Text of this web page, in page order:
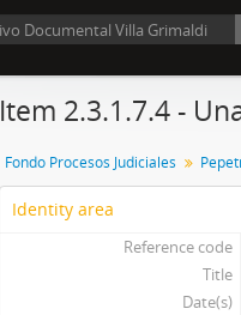
Item 2.3.1.7.4 -
Fondo Procesos Judiciales
Identity area
Reference code
Title
Date(s)